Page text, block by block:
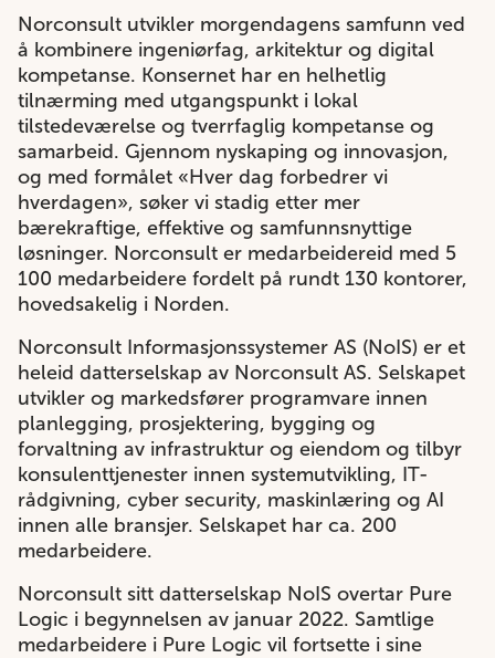
Norconsult utvikler morgendagens samfunn ved
å kombinere ingeniørfag, arkitektur og digital
kompetanse. Konsernet har en helhetlig
tilnærming med utgangspunkt i lokal
tilstedeværelse og tverrfaglig kompetanse og
samarbeid. Gjennom nyskaping og innovasjon,
og med formålet «Hver dag forbedrer vi
hverdagen», søker vi stadig etter mer
bærekraftige, effektive og samfunnsnyttige
løsninger. Norconsult er medarbeidereid med 5
100 medarbeidere fordelt på rundt 130 kontorer,
hovedsakelig i Norden.
Norconsult Informasjonssystemer AS (NoIS) er et
heleid datterselskap av Norconsult AS. Selskapet
utvikler og markedsfører programvare innen
planlegging, prosjektering, bygging og
forvaltning av infrastruktur og eiendom og tilbyr
konsulenttjenester innen systemutvikling, IT-
rådgivning, cyber security, maskinlæring og AI
innen alle bransjer. Selskapet har ca. 200
medarbeidere.
Norconsult sitt datterselskap NoIS overtar Pure
Logic i begynnelsen av januar 2022. Samtlige
medarbeidere i Pure Logic vil fortsette i sine